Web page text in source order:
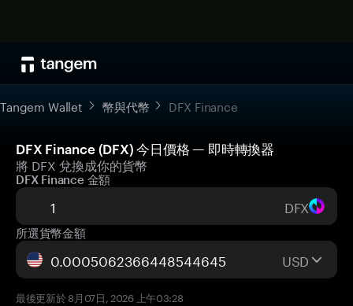
Tangem Wallet 幣與代幣 DFX Finance
DFX Finance (DFX) 今日價格 — 即時轉換器
將 DFX 兌換成你的貨幣
DFX Finance 金額
DFX
所選貨幣金額
USD
最後更新於 8月07日, 2026 上午03:28